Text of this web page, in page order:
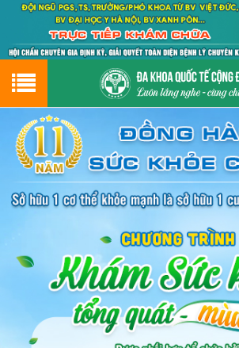
Hotline0243.9656.999tư vấn miễn phí
GIỚI THIỆU
GIỚI THIỆU VỀ PHÒNG KHÁM
CƠ SỞ VẬT CHẤT
ĐẶT HẸN LỊCH KHÁM
ĐƯỜNG TỚI PHÒNG KHÁM
PHỤ KHOA
BỆNH HẬU MÔN